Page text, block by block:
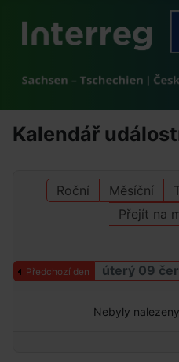
Kalendář
Roční Měsíční
Přejít na
Předchozí den úterý 09
Nebyly